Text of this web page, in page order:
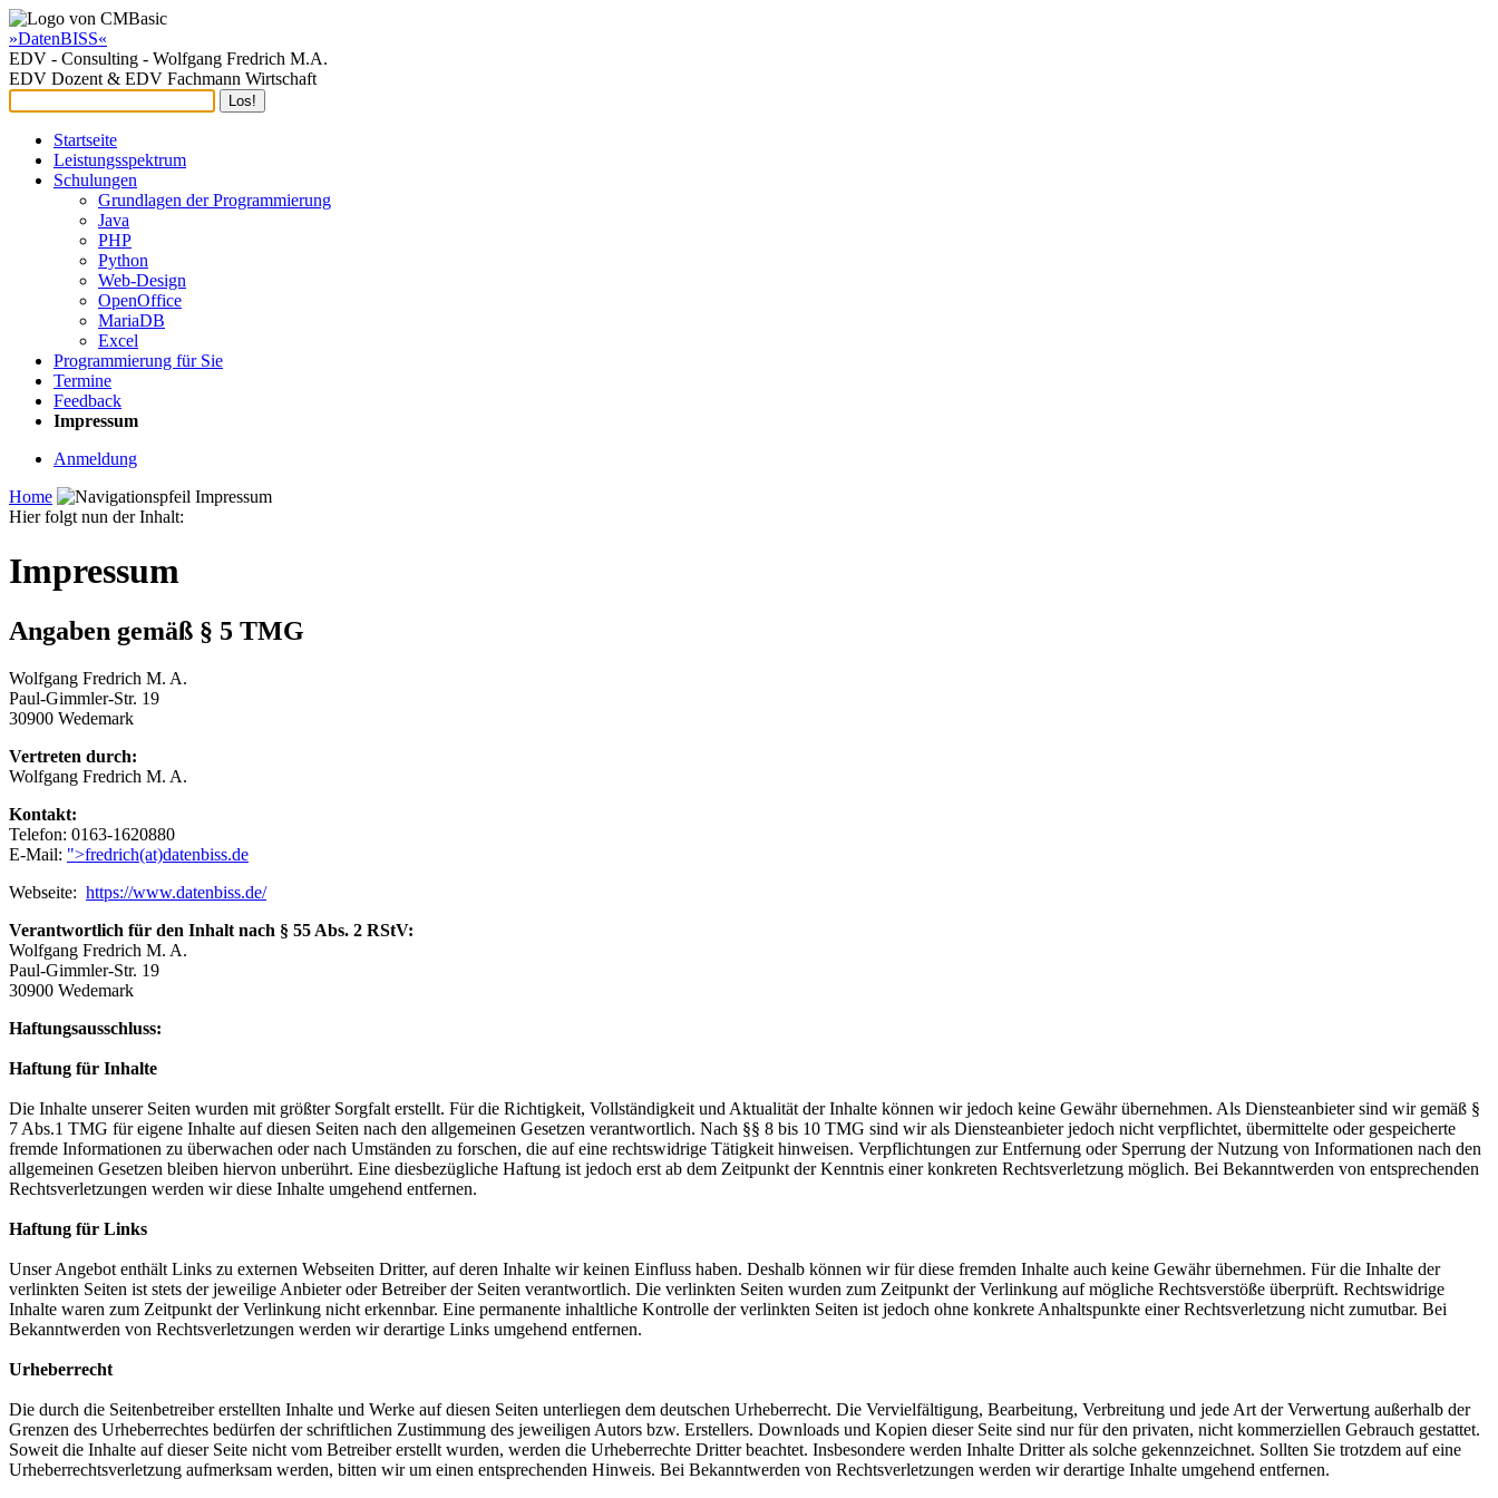
»DatenBISS«
EDV - Consulting - Wolfgang Fredrich M.A.
EDV Dozent & EDV Fachmann Wirtschaft
Startseite
Leistungsspektrum
Schulungen
Grundlagen der Programmierung
Java
PHP
Python
Web-Design
OpenOffice
MariaDB
Excel
Programmierung für Sie
Termine
Feedback
Impressum
Anmeldung
Home
Impressum
Hier folgt nun der Inhalt:
Impressum
Angaben gemäß § 5 TMG
Wolfgang Fredrich M. A.
Paul-Gimmler-Str. 19
30900 Wedemark
Vertreten durch:
Wolfgang Fredrich M. A.
Kontakt:
Telefon: 0163-1620880
E-Mail: ">fredrich(at)datenbiss.de
Webseite: https://www.datenbiss.de/
Verantwortlich für den Inhalt nach § 55 Abs. 2 RStV:
Wolfgang Fredrich M. A.
Paul-Gimmler-Str. 19
30900 Wedemark
Haftungsausschluss:
Haftung für Inhalte
Die Inhalte unserer Seiten wurden mit größter Sorgfalt erstellt. Für die Richtigkeit, Vollständigkeit und Aktualität der Inhalte können wir jedoch keine Gewähr übernehmen. Als Diensteanbieter sind wir gemäß §
7 Abs.1 TMG für eigene Inhalte auf diesen Seiten nach den allgemeinen Gesetzen verantwortlich. Nach §§ 8 bis 10 TMG sind wir als Diensteanbieter jedoch nicht verpflichtet, übermittelte oder gespeicherte
fremde Informationen zu überwachen oder nach Umständen zu forschen, die auf eine rechtswidrige Tätigkeit hinweisen. Verpflichtungen zur Entfernung oder Sperrung der Nutzung von Informationen nach den
allgemeinen Gesetzen bleiben hiervon unberührt. Eine diesbezügliche Haftung ist jedoch erst ab dem Zeitpunkt der Kenntnis einer konkreten Rechtsverletzung möglich. Bei Bekanntwerden von entsprechenden
Rechtsverletzungen werden wir diese Inhalte umgehend entfernen.
Haftung für Links
Unser Angebot enthält Links zu externen Webseiten Dritter, auf deren Inhalte wir keinen Einfluss haben. Deshalb können wir für diese fremden Inhalte auch keine Gewähr übernehmen. Für die Inhalte der
verlinkten Seiten ist stets der jeweilige Anbieter oder Betreiber der Seiten verantwortlich. Die verlinkten Seiten wurden zum Zeitpunkt der Verlinkung auf mögliche Rechtsverstöße überprüft. Rechtswidrige
Inhalte waren zum Zeitpunkt der Verlinkung nicht erkennbar. Eine permanente inhaltliche Kontrolle der verlinkten Seiten ist jedoch ohne konkrete Anhaltspunkte einer Rechtsverletzung nicht zumutbar. Bei
Bekanntwerden von Rechtsverletzungen werden wir derartige Links umgehend entfernen.
Urheberrecht
Die durch die Seitenbetreiber erstellten Inhalte und Werke auf diesen Seiten unterliegen dem deutschen Urheberrecht. Die Vervielfältigung, Bearbeitung, Verbreitung und jede Art der Verwertung außerhalb der
Grenzen des Urheberrechtes bedürfen der schriftlichen Zustimmung des jeweiligen Autors bzw. Erstellers. Downloads und Kopien dieser Seite sind nur für den privaten, nicht kommerziellen Gebrauch gestattet.
Soweit die Inhalte auf dieser Seite nicht vom Betreiber erstellt wurden, werden die Urheberrechte Dritter beachtet. Insbesondere werden Inhalte Dritter als solche gekennzeichnet. Sollten Sie trotzdem auf eine
Urheberrechtsverletzung aufmerksam werden, bitten wir um einen entsprechenden Hinweis. Bei Bekanntwerden von Rechtsverletzungen werden wir derartige Inhalte umgehend entfernen.